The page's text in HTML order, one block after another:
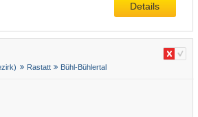
Details
Rastatt Bühl-Bühlertal